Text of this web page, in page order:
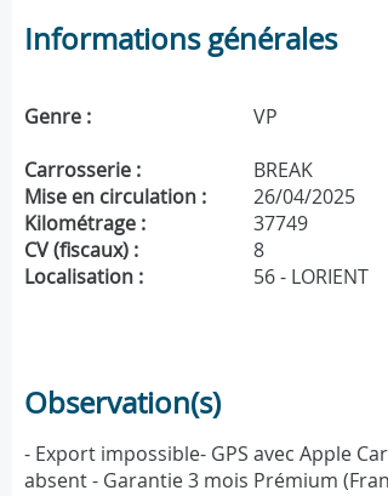
Informations générales
Genre : VP
Carrosserie : BREAK
Mise en circulation :
26/04/2025
Kilométrage :
37749
CV (fiscaux) :
8
Localisation :
56 - LORIENT
Observation(s)
- Export impossible- GPS avec Apple
absent - Garantie 3 mois Prémium